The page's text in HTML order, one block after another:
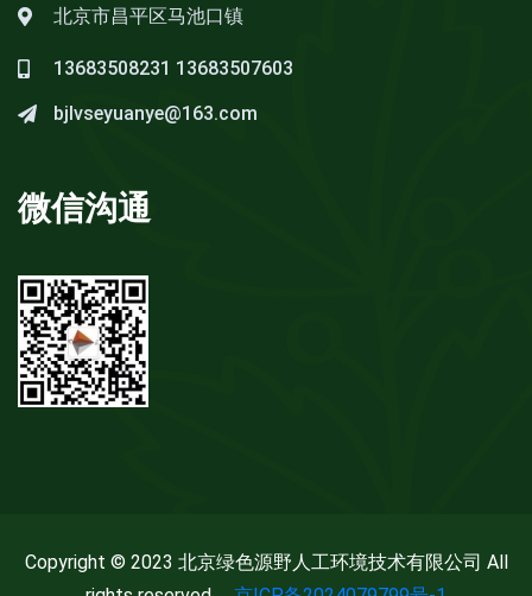
北京市昌平区马池口镇
13683508231 13683507603
bjlvseyuanye@163.com
微信沟通
Copyright © 2023 北京绿色源野人工环境技术有限公司 All